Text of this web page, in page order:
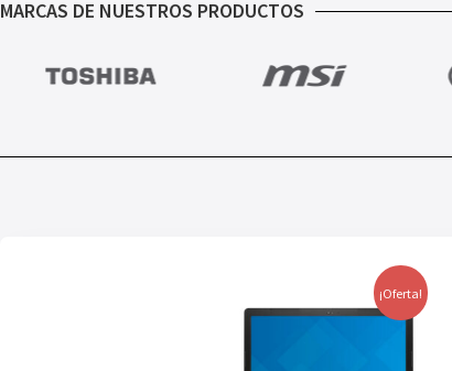
MARCAS DE NUESTROS PRODUCTOS
¡Oferta!